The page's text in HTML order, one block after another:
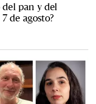
del pan y del
de agosto?